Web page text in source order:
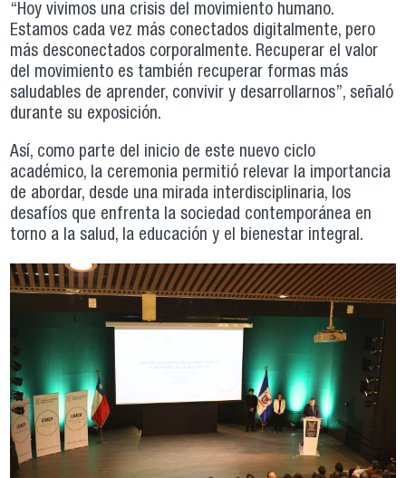
“Hoy vivimos una crisis del movimiento humano.
Estamos cada vez más conectados digitalmente, pero
más desconectados corporalmente. Recuperar el valor
del movimiento es también recuperar formas más
saludables de aprender, convivir y desarrollarnos”, señaló
durante su exposición.
Así, como parte del inicio de este nuevo ciclo
académico, la ceremonia permitió relevar la importancia
de abordar, desde una mirada interdisciplinaria, los
desafíos que enfrenta la sociedad contemporánea en
torno a la salud, la educación y el bienestar integral.